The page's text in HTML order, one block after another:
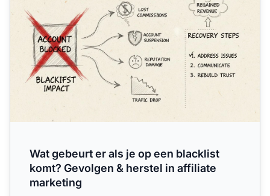
Wat gebeurt er als je op een blacklist
komt? Gevolgen & herstel in affiliate
marketing